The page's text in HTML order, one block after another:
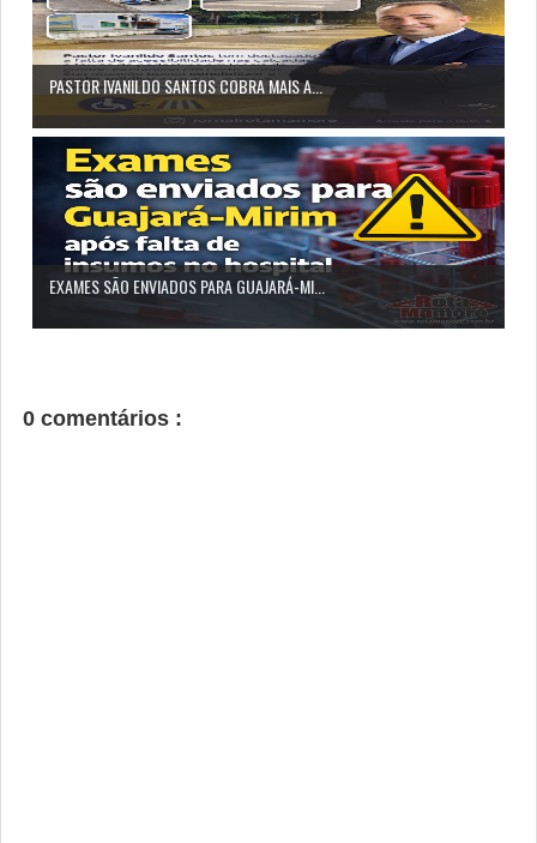
PASTOR IVANILDO SANTOS COBRA MAIS A...
EXAMES SÃO ENVIADOS PARA GUAJARÁ-MI...
0 comentários :